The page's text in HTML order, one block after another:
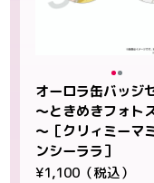
オーロラ缶バッジ
～ときめきフォト
～［クリィミーマ
ンシーララ］
¥1,100（税込）